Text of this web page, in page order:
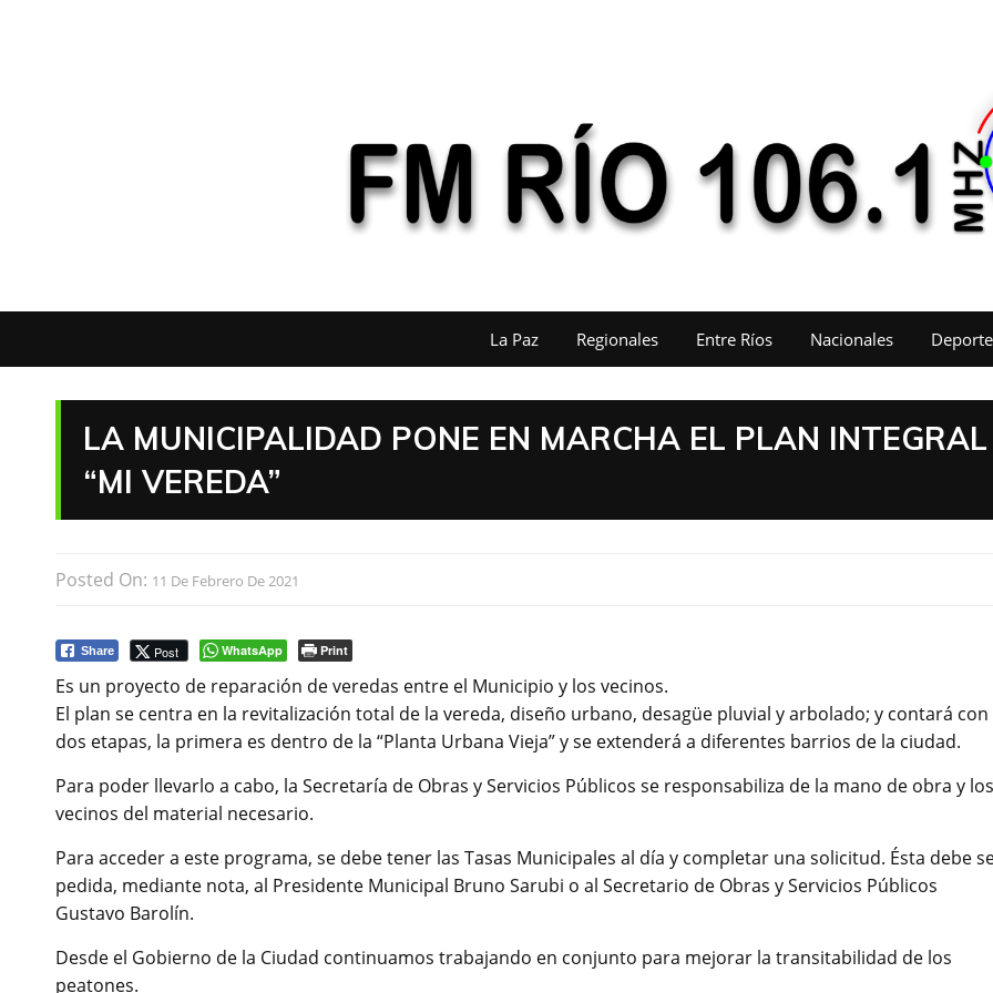
La Paz Regionales Entre Ríos Nacionales
LA MUNICIPALIDAD PONE EN MARCHA EL PLAN INTEGRAL
“MI VEREDA”
Posted On: 11 De Febrero De 2021
Share Post WhatsApp Print
Es un proyecto de reparación de veredas entre el Municipio y los vecinos.
El plan se centra en la revitalización total de la vereda, diseño urbano, desagüe pluvial y arbolado; y contará con
dos etapas, la primera es dentro de la “Planta Urbana Vieja” y se extenderá a diferentes barrios de la ciudad.
Para poder llevarlo a cabo, la Secretaría de Obras y Servicios Públicos se responsabiliza de la mano de obra y los
vecinos del material necesario.
Para acceder a este programa, se debe tener las Tasas Municipales al día y completar una solicitud. Ésta debe
pedida, mediante nota, al Presidente Municipal Bruno Sarubi o al Secretario de Obras y Servicios Públicos
Gustavo Barolín.
Desde el Gobierno de la Ciudad continuamos trabajando en conjunto para mejorar la transitabilidad de los
peatones.